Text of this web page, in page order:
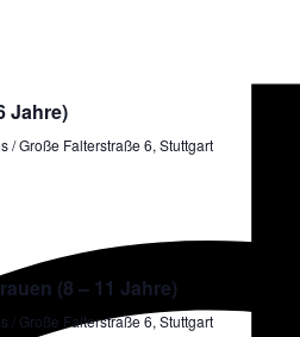
Jahre)
/ Große Falterstraße 6, Stuttgart
(8 – 11 Jahre)
/ Große Falterstraße 6, Stuttgart